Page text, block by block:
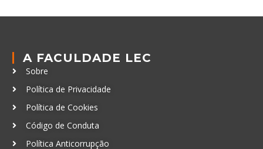
A FACULDADE LEC
Sobre
Política de Privacidade
Política de Cookies
Código de Conduta
Política Anticorrupção